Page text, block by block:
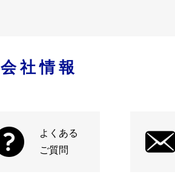
会社情報
よくある
ご質問